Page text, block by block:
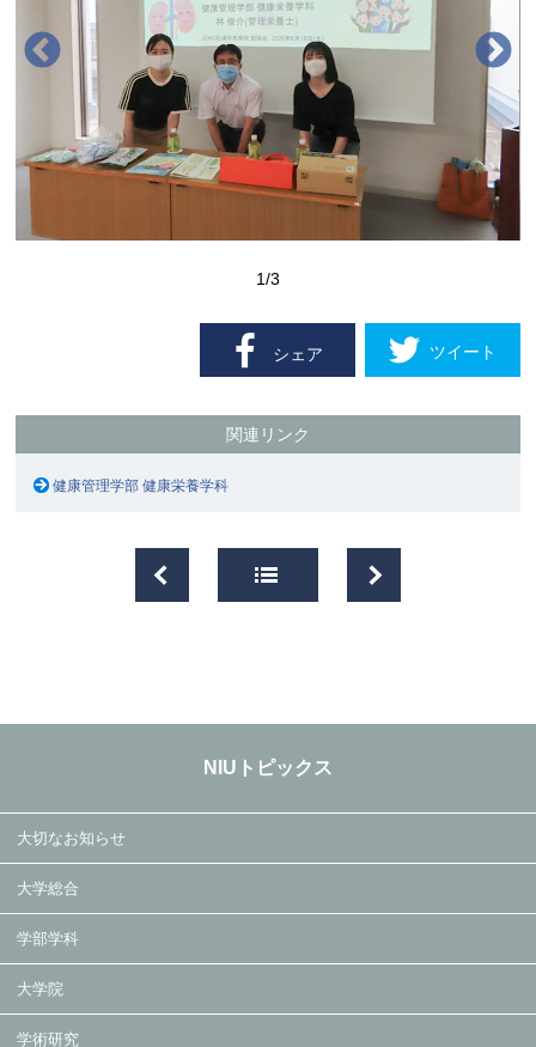
1/3
シェア ツイート
関連リンク
健康管理学部 健康栄養学科
NIUトピックス
大切なお知らせ
大学総合
学部学科
大学院
学術研究